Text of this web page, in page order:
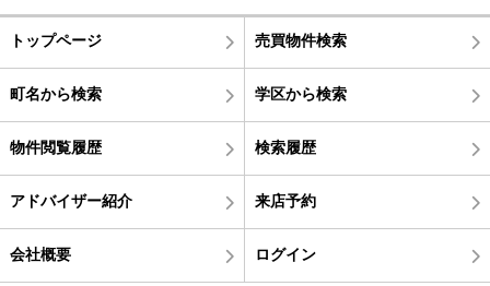
トップページ 売買物件検索
町名から検索 学区から検索
物件閲覧履歴 検索履歴
アドバイザー紹介 来店予約
会社概要 ログイン